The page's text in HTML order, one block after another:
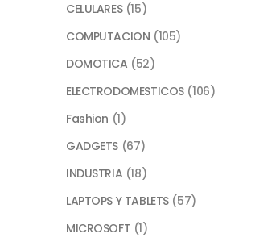
CELULARES (15)
COMPUTACION (105)
DOMOTICA (52)
ELECTRODOMESTICOS (106)
Fashion (1)
GADGETS (67)
INDUSTRIA (18)
LAPTOPS Y TABLETS (57)
MICROSOFT (1)